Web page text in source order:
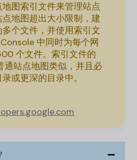
图索引文件来管理站点
地图超出大小限制，建
个文件，并使用索引文
中同时为每个网
个文件。索引文件的
通站点地图类似，并且必
或更深的目录中。